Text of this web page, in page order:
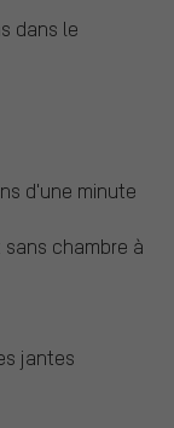
dans le
d'une minute
chambre à
jantes